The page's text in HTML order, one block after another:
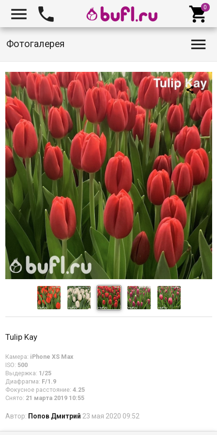
  
Фотогалерея 
Tulip Kay
Камера: iPhone XS Max
ISO: 500
Выдержка: 1/25
Диафрагма: F/1.9
Фокусное расстояние: 4.25
Снято: 21 марта 2019 10:55
Автор: Попов Дмитрий 23 мая 2020 09:52